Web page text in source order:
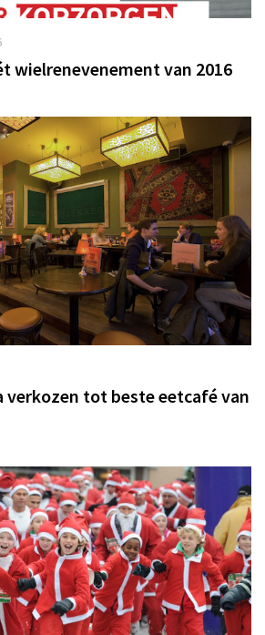
wielrenevenement van 2016
verkozen tot beste eetcafé van